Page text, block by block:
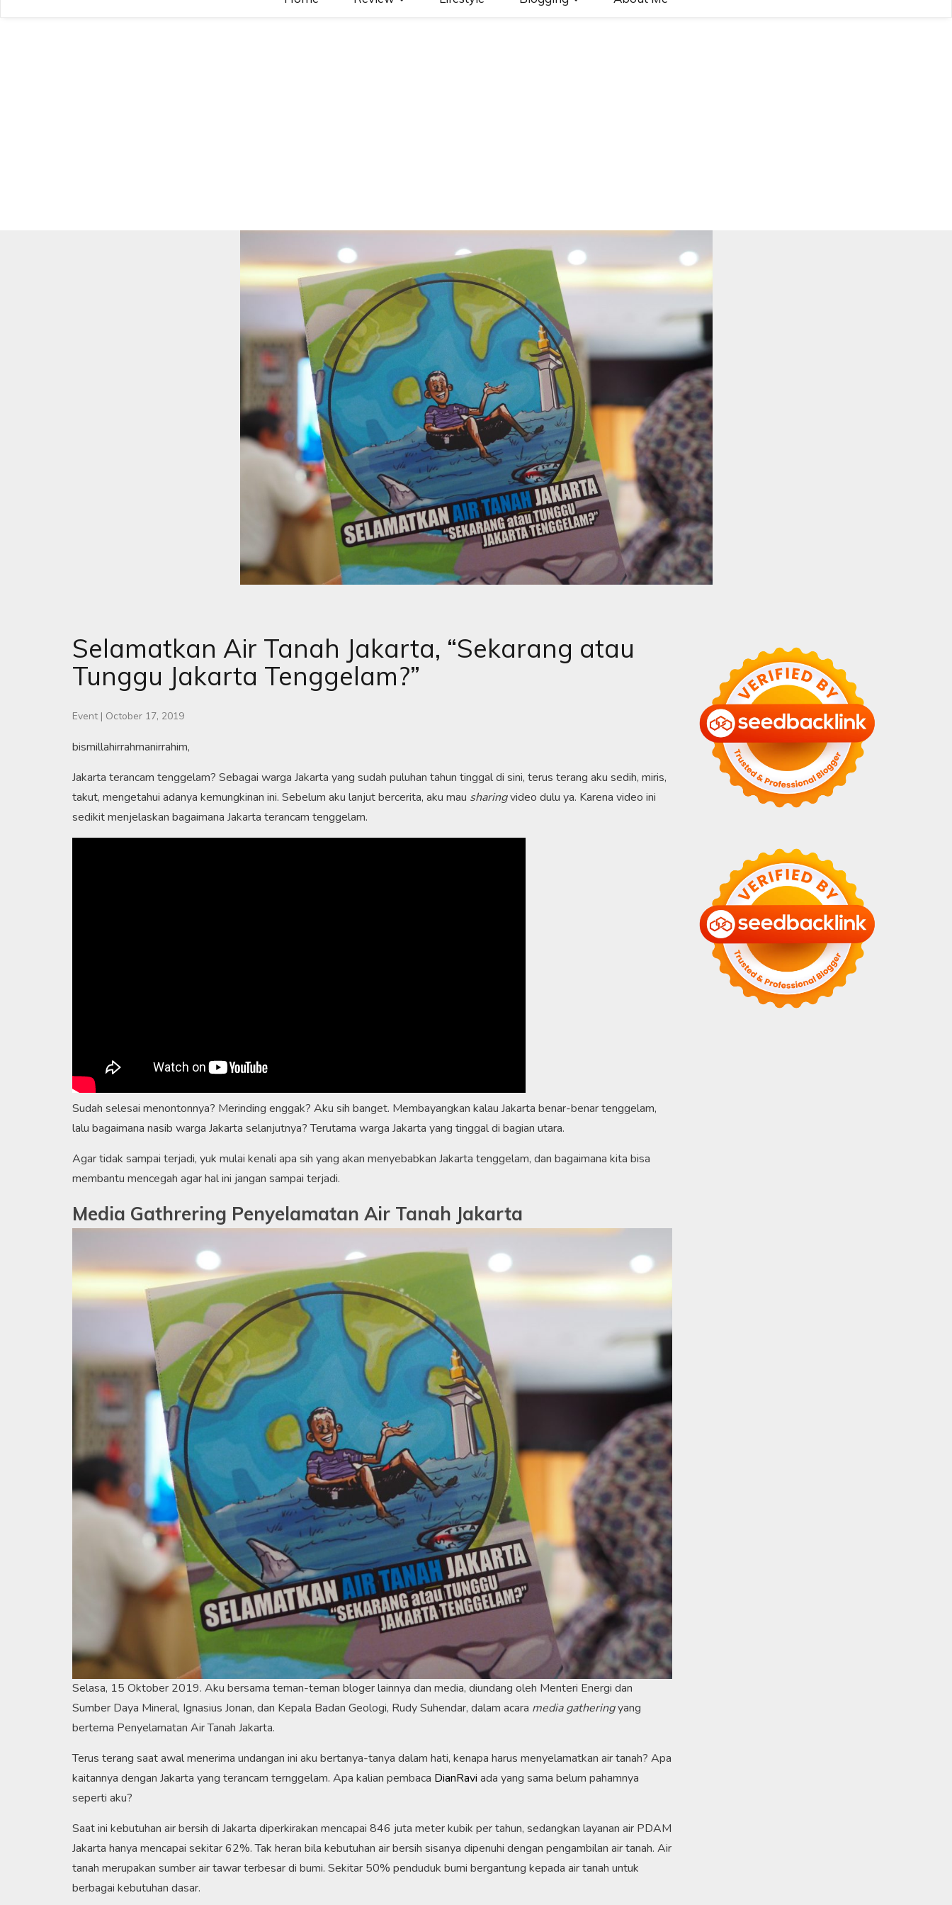
Selamatkan Air Tanah Jakarta, “Sekarang atau
Tunggu Jakarta Tenggelam?”
Event | October 17, 2019
bismillahirrahmanirrahim,
Jakarta terancam tenggelam? Sebagai warga Jakarta yang sudah puluhan tahun tinggal di sini, terus terang aku sedih, miris,
takut, mengetahui adanya kemungkinan ini. Sebelum aku lanjut bercerita, aku mau sharingvideo dulu ya. Karena video ini
sedikit menjelaskan bagaimana Jakarta terancam tenggelam.
Sudah selesai menontonnya? Merinding enggak? Aku sih banget. Membayangkan kalau Jakarta benar-benar tenggelam,
lalu bagaimana nasib warga Jakarta selanjutnya? Terutama warga Jakarta yang tinggal di bagian utara.
Agar tidak sampai terjadi, yuk mulai kenali apa sih yang akan menyebabkan Jakarta tenggelam, dan bagaimana kita bisa
membantu mencegah agar hal ini jangan sampai terjadi.
Media Gathrering Penyelamatan Air Tanah Jakarta
Selasa, 15 Oktober 2019. Aku bersama teman-teman bloger lainnya dan media, diundang oleh Menteri Energi dan
Sumber Daya Mineral, Ignasius Jonan, dan Kepala Badan Geologi, Rudy Suhendar, dalam acara media gatheringyang
bertema Penyelamatan Air Tanah Jakarta.
Terus terang saat awal menerima undangan ini aku bertanya-tanya dalam hati, kenapa harus menyelamatkan air tanah? Apa
kaitannya dengan Jakarta yang terancam ternggelam. Apa kalian pembaca DianRavi ada yang sama belum pahamnya
seperti aku?
Saat ini kebutuhan air bersih di Jakarta diperkirakan mencapai 846 juta meter kubik per tahun, sedangkan layanan air PDAM
Jakarta hanya mencapai sekitar 62%. Tak heran bila kebutuhan air bersih sisanya dipenuhi dengan pengambilan air tanah. Air
tanah merupakan sumber air tawar terbesar di bumi. Sekitar 50% penduduk bumi bergantung kepada air tanah untuk
berbagai kebutuhan dasar.